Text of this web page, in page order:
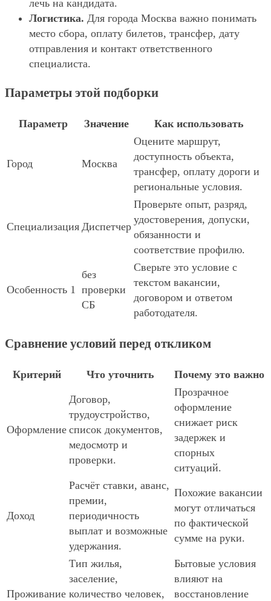
лечь на кандидата.
Логистика. Для города Москва важно понимать
место сбора, оплату билетов, трансфер, дату
отправления и контакт ответственного
специалиста.
Параметры этой подборки
Параметр Значение Как использовать
Город Москва
Оцените маршрут,
доступность объекта,
трансфер, оплату дороги и
региональные условия.
Специализация Диспетчер
Проверьте опыт, разряд,
удостоверения, допуски,
обязанности и
соответствие профилю.
Особенность 1
без
проверки
СБ
Сверьте это условие с
текстом вакансии,
договором и ответом
работодателя.
Сравнение условий перед откликом
Критерий Что уточнить Почему это важно
Оформление
Договор,
трудоустройство,
список документов,
медосмотр и
проверки.
Прозрачное
оформление
снижает риск
задержек и
спорных
ситуаций.
Доход
Расчёт ставки, аванс,
премии,
периодичность
выплат и возможные
удержания.
Похожие вакансии
могут отличаться
по фактической
сумме на руки.
Проживание
Тип жилья,
заселение,
количество человек,
Бытовые условия
влияют на
восстановление